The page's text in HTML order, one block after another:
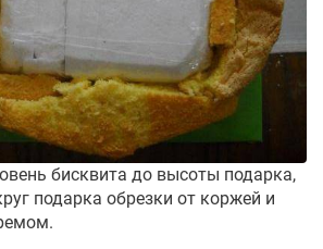
бисквита до высоты подарка,
подарка обрезки от коржей и